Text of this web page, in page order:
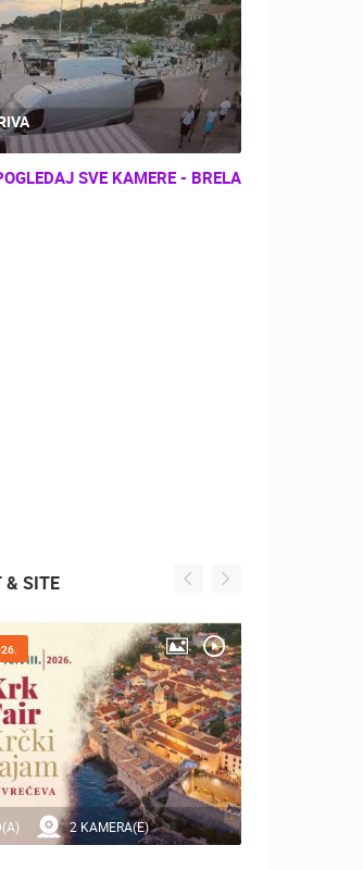
SVE KAMERE - BRELA
& SITE
2 KAMERA(E)